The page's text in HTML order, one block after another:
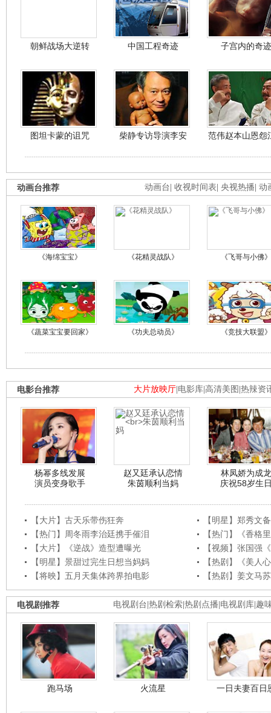
朝鲜战场大逆转 中国工程奇迹 子宫内的奇迹
图坦卡蒙的诅咒 柴静专访导演李安 范伟赵本山恩怨
动画台 收视时间表 央视热播 动
动画台推荐
《海绵宝宝》 《花精灵战队》 《飞哥与小佛》
《蔬菜宝宝要回家》 《功夫总动员》 《竞技大联盟》
大片放映厅 电影库 高清美图 热辣资
电影台推荐
杨幂多线发展
演员变身歌手
赵又廷承认恋情
朱茵顺利当妈
林凤娇为成龙
庆祝58岁生
【大片】古天乐带伤狂奔
【明星】郑秀文
【热门】周冬雨李治廷携手催泪
【热门】《香格
【大片】《逆战》造型遭曝光
【视频】张国强
【明星】景甜过完生日想当妈妈
【热剧】《美人
【将映】五月天集体跨界拍电影
【热剧】姜文马
电视剧台 热剧检索 热剧点播 电视剧库 趣
电视剧推荐
跑马场 火流星 一日夫妻百日